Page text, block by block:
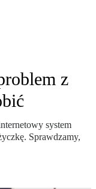
z
system
Sprawdzamy,